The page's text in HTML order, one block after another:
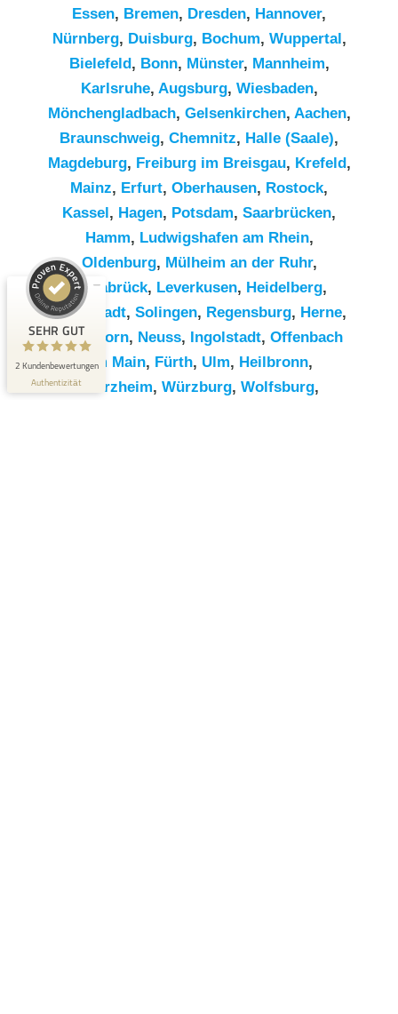
Essen, Bremen, Dresden, Hannover,
Nürnberg, Duisburg, Bochum, Wuppertal,
Bielefeld, Bonn, Münster, Mannheim,
Karlsruhe, Augsburg, Wiesbaden,
Mönchengladbach, Gelsenkirchen, Aachen,
Braunschweig, Chemnitz⁠, Halle (Saale),
Magdeburg, Freiburg im Breisgau, Krefeld,
Mainz, Erfurt, Oberhausen, Rostock,
Kassel, Hagen, Potsdam, Saarbrücken,
Hamm, Ludwigshafen am Rhein,
Oldenburg, Mülheim an der Ruhr,
Osnabrück, Leverkusen, Heidelberg,
Darmstadt, Solingen, Regensburg, Herne,
Paderborn, Neuss, Ingolstadt, Offenbach
am Main, Fürth, Ulm, Heilbronn,
Pforzheim, Würzburg, Wolfsburg,
SEHR GUT
2 Kundenbewertungen
Authentizität
Kundenbewertungen und Erfahrungen zu
RümpelButler
SEHR GUT
5,00 / 5,00
2
anderen Quelle
Blick aufs ProvenExpert-Profil werfen